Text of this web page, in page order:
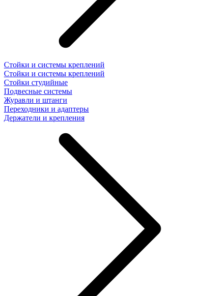
Стойки и системы креплений
Стойки и системы креплений
Стойки студийные
Подвесные системы
Журавли и штанги
Переходники и адаптеры
Держатели и крепления